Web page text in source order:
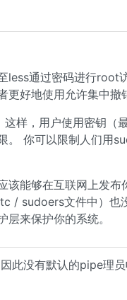
less通过密码进行root
更好地使用允许集中撤
样，用户使用密钥（
。 你可以限制人们用
该能够在互联网上发
/ sudoers文件中）也
来保护你的系统。
此没有默认的pipe理